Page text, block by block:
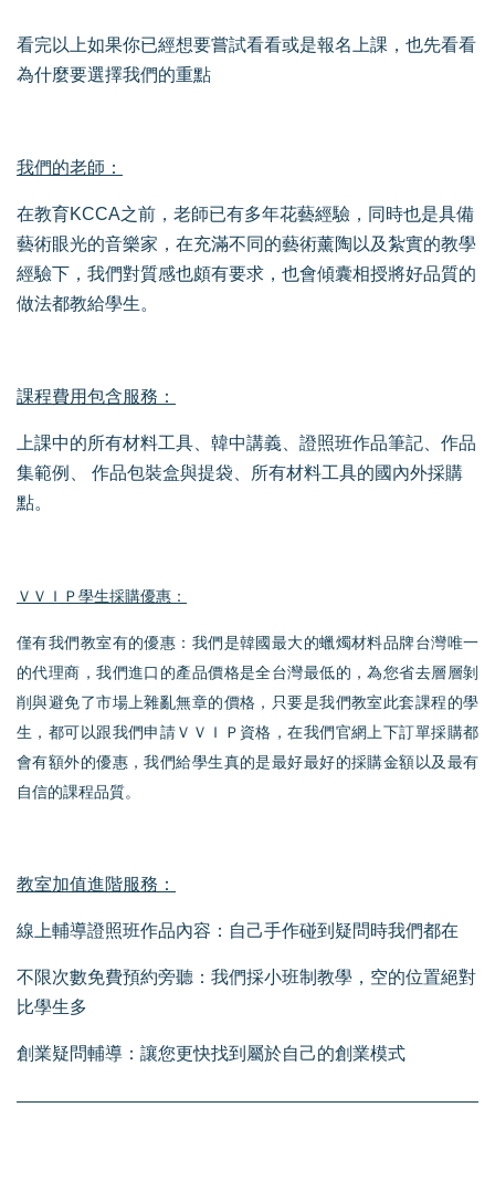
看完以上如果你已經想要嘗試看看或是報名上課，也先看看
為什麼要選擇我們的重點
我們的老師：
在教育KCCA之前，老師已有多年花藝經驗，同時也是具備
藝術眼光的音樂家，在充滿不同的藝術薰陶以及紮實的教學
經驗下，我們對質感也頗有要求，也會傾囊相授將好品質的
做法都教給學生。
課程費用包含服務：
上課中的所有材料工具、韓中講義、證照班作品筆記、作品
集範例、 作品包裝盒與提袋、所有材料工具的國內外採購
點。
ＶＶＩＰ學生採購優惠：
僅有我們教室有的優惠：我們是韓國最大的蠟燭材料品牌台灣唯一
的代理商，我們進口的產品價格是全台灣最低的，為您省去層層剝
削與避免了市場上雜亂無章的價格，只要是我們教室此套課程的學
生，都可以跟我們申請ＶＶＩＰ資格，在我們官網上下訂單採購都
會有額外的優惠，我們給學生真的是最好最好的採購金額以及最有
自信的課程品質。
教室加值進階服務：
線上輔導證照班作品內容：自己手作碰到疑問時我們都在
不限次數免費預約旁聽：我們採小班制教學，空的位置絕對
比學生多
創業疑問輔導：讓您更快找到屬於自己的創業模式